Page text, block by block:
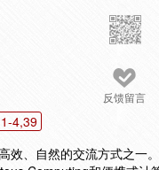
反馈留言
1-4,39
效、自然的交流方式之一